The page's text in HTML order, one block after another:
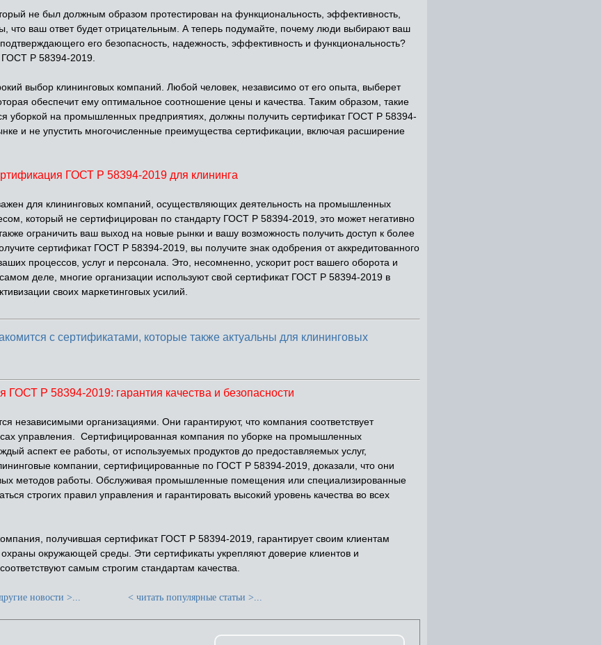
не был должным образом протестирован на функциональность, эффективность,
что ваш ответ будет отрицательным. А теперь подумайте, почему люди выбирают ваш
его безопасность, надежность, эффективность и функциональность?
ГОСТ Р 58394-2019.
выбор клининговых компаний. Любой человек, независимо от его опыта, выберет
обеспечит ему оптимальное соотношение цены и качества. Таким образом, такие
уборкой на промышленных предприятиях, должны получить сертификат ГОСТ Р 58394-
и не упустить многочисленные преимущества сертификации, включая расширение
ГОСТ Р 58394-2019 для клининга
для клининговых компаний, осуществляющих деятельность на промышленных
который не сертифицирован по стандарту ГОСТ Р 58394-2019, это может негативно
ограничить ваш выход на новые рынки и вашу возможность получить доступ к более
сертификат ГОСТ Р 58394-2019, вы получите знак одобрения от аккредитованного
процессов, услуг и персонала. Это, несомненно, ускорит рост вашего оборота и
деле, многие организации используют свой сертификат ГОСТ Р 58394-2019 в
своих маркетинговых усилий.
с сертификатами, которые также актуальны для клининговых
ГОСТ Р 58394-2019: гарантия качества и безопасности
организациями. Они гарантируют, что компания соответствует
управления. Сертифицированная компания по уборке на промышленных
аспект ее работы, от используемых продуктов до предоставляемых услуг,
компании, сертифицированные по ГОСТ Р 58394-2019, доказали, что они
методов работы. Обслуживая промышленные помещения или специализированные
строгих правил управления и гарантировать высокий уровень качества во всех
получившая сертификат ГОСТ Р 58394-2019, гарантирует своим клиентам
охраны окружающей среды. Эти сертификаты укрепляют доверие клиентов и
самым строгим стандартам качества.
новости >... < читать популярные статьи >...